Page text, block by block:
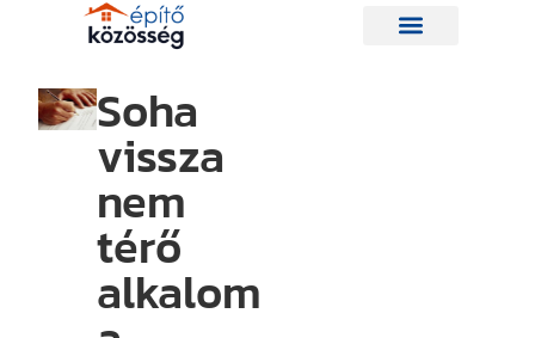
Soha
vissza
nem
térő
alkalom